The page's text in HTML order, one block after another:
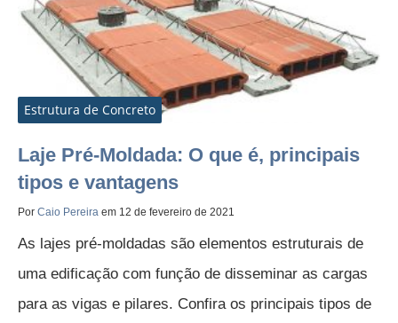
Estrutura de Concreto
Laje Pré-Moldada: O que é, principais
tipos e vantagens
Por Caio Pereira em 12 de fevereiro de 2021
As lajes pré-moldadas são elementos estruturais de
uma edificação com função de disseminar as cargas
para as vigas e pilares. Confira os principais tipos de